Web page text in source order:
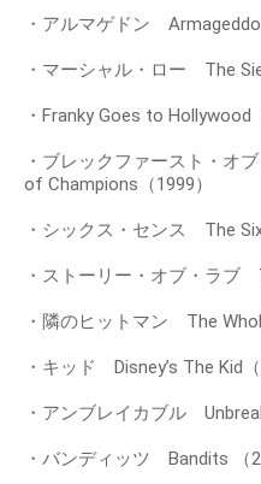
・アルマゲドン
・マーシャル・ロー The
・Franky Goes to Hollywood
・ブレックファースト・オ
of Champions（1999）
・シックス・センス The
・ストーリー・オブ・ラブ
・隣のヒットマン The
・キッド Disney’s The Kid（
・アンブレイカブル
・バンディッツ Bandits （